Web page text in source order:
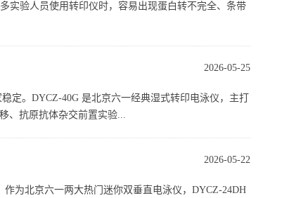
实验人员使用转印仪时，容易出现蛋白转不完全、条带
2026-05-25
定。DYCZ-40G 是北京六一经典湿式转印电泳仪，主打
、抗原抗体杂交前置实验...
2026-05-22
为北京六一两大热门迷你双垂直电泳仪，DYCZ-24DH